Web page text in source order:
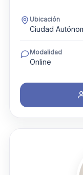
Ubicación
Ciudad
Modalidad
Online